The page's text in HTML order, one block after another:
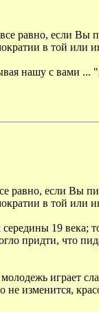
равно, если Вы
в той или
нашу с вами
если Вы
в той или
19 века;
придти, что
играет
изменится,